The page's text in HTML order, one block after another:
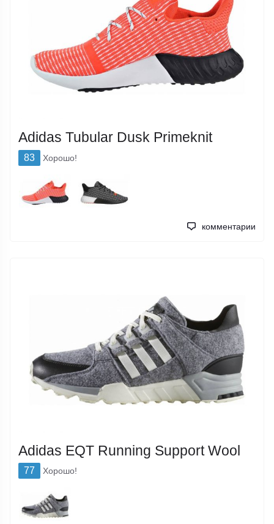
Adidas Tubular Dusk Primeknit
83 Хорошо!
комментарии
Adidas EQT Running Support Wool
77 Хорошо!